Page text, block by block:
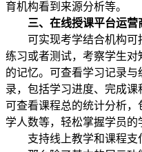
育机构看到来源分析等。
三、在线授课平台运
可实现考学结合机构可
练习或者测试，考察学生
的记忆。可查看学习记录
录，包括学习进度、完成
可查看课程总的统计分析
学人数等，轻松掌握学员的
支持线上教学和课程支